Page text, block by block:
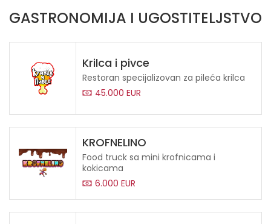
GASTRONOMIJA I UGOSTITELJSTVO
Krilca i pivce
Restoran specijalizovan za pileća krilca
45.000 EUR
KROFNELINO
Food truck sa mini krofnicama i
kokicama
6.000 EUR